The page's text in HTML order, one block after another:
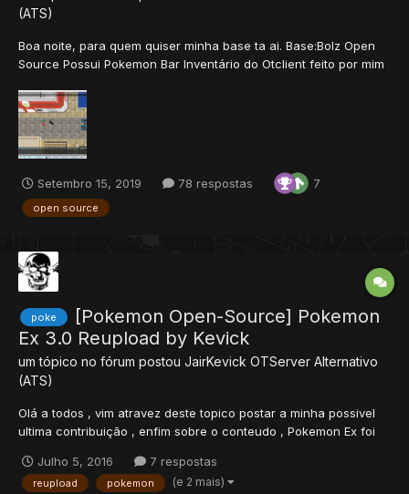
(ATS)
Boa noite, para quem quiser minha base ta ai. Base:Bolz Open
Source Possui Pokemon Bar Inventário do Otclient feito por mim
ou aumentar tela Adaptados Alguns opcodes. /b com
mensagem diferen...
Setembro 15, 2019 78 respostas 7
open source
poke
[Pokemon Open-Source] Pokemon
Ex 3.0 Reupload by Kevick
um tópico no fórum postou JairKevick OTServer Alternativo
(ATS)
Olá a todos , vim atravez deste topico postar a minha possivel
ultima contribuição , enfim sobre o conteudo , Pokemon Ex foi
porem contem coisas que ninguem ainda tinha liberado , uma
dessas coisas é o Nick system , claro ainda falta algu...
Julho 5, 2016 7 respostas
reupload pokemon (e 2 mais)